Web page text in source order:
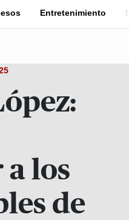
Entretenimiento
los
de